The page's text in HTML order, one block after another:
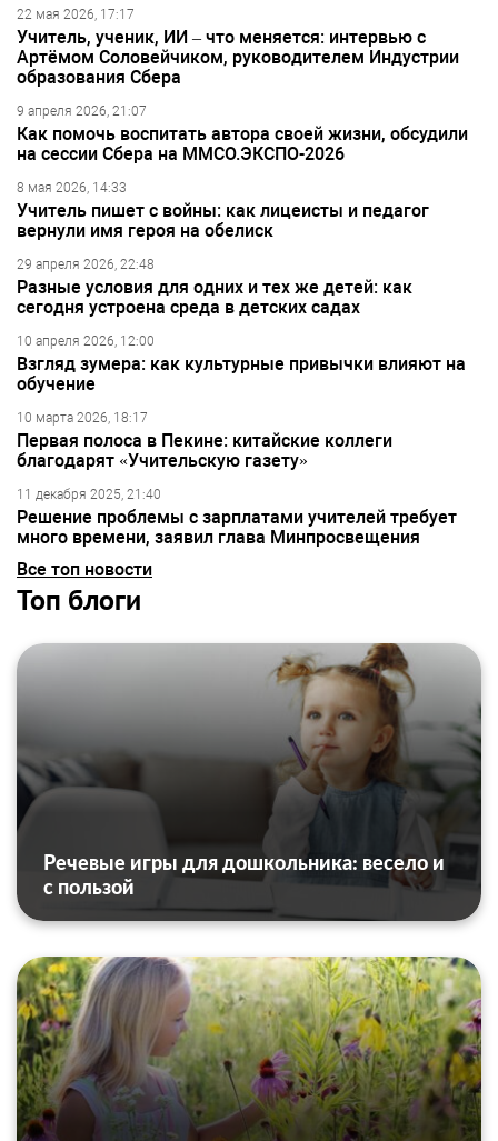
22 мая 2026, 17:17
Учитель, ученик, ИИ – что меняется: интервью с
Артёмом Соловейчиком, руководителем Индустрии
образования Сбера
9 апреля 2026, 21:07
Как помочь воспитать автора своей жизни, обсудили
на сессии Сбера на ММСО.ЭКСПО-2026
8 мая 2026, 14:33
Учитель пишет с войны: как лицеисты и педагог
вернули имя героя на обелиск
29 апреля 2026, 22:48
Разные условия для одних и тех же детей: как
сегодня устроена среда в детских садах
10 апреля 2026, 12:00
Взгляд зумера: как культурные привычки влияют на
обучение
10 марта 2026, 18:17
Первая полоса в Пекине: китайские коллеги
благодарят «Учительскую газету»
11 декабря 2025, 21:40
Решение проблемы с зарплатами учителей требует
много времени, заявил глава Минпросвещения
Все топ новости
Топ блоги
Речевые игры для дошкольника: весело и
с пользой